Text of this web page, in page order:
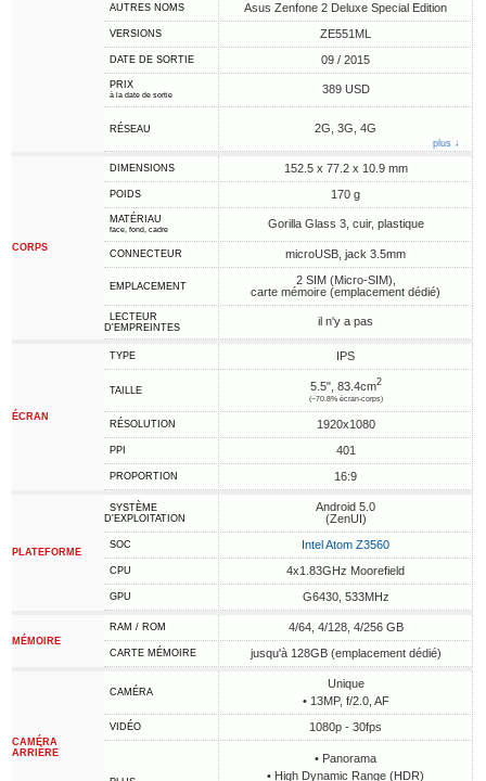
AUTRES NOMS Asus Zenfone 2 Deluxe Special Edition
VERSIONS ZE551ML
DATE DE SORTIE 09 / 2015
PRIX
à la date de sortie 389 USD
RÉSEAU 2G, 3G, 4G
plus ↓
CORPS
DIMENSIONS 152.5 x 77.2 x 10.9 mm
POIDS 170 g
MATÉRIAU
face, fond, cadre Gorilla Glass 3, cuir, plastique
CONNECTEUR microUSB, jack 3.5mm
EMPLACEMENT
2 SIM (Micro-SIM),
carte mémoire (emplacement dédié)
LECTEUR
D'EMPREINTES
il n'y a pas
ÉCRAN
TYPE IPS
TAILLE 5.5", 83.4cm2
(~70.8% écran-corps)
RÉSOLUTION 1920x1080
PPI 401
PROPORTION 16:9
PLATEFORME
SYSTÈME
D'EXPLOITATION
Android 5.0
(ZenUI)
SOC Intel Atom Z3560
CPU 4x1.83GHz Moorefield
GPU G6430, 533MHz
MÉMOIRE
RAM / ROM 4/64, 4/128, 4/256 GB
CARTE MÉMOIRE jusqu'à 128GB (emplacement dédié)
CAMÉRA
ARRIÈRE
CAMÉRA
Unique
• 13MP, f/2.0, AF
VIDÉO 1080p - 30fps
• Panorama
• High Dynamic Range (HDR)